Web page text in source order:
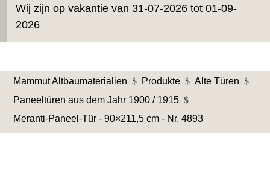
Wij zijn op vakantie van 31-07-2026 tot 01-09-
2026
Mammut Altbaumaterialien $ Produkte $ Alte Türen $
Paneeltüren aus dem Jahr 1900 / 1915 $
Meranti-Paneel-Tür - 90×211,5 cm - Nr. 4893